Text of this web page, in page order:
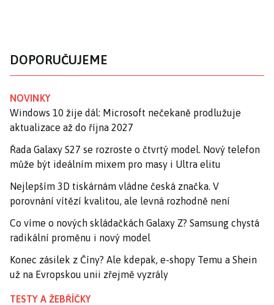
DOPORUČUJEME
NOVINKY
Windows 10 žije dál: Microsoft nečekaně prodlužuje
aktualizace až do října 2027
Řada Galaxy S27 se rozroste o čtvrtý model. Nový telefon
může být ideálním mixem pro masy i Ultra elitu
Nejlepším 3D tiskárnám vládne česká značka. V
porovnání vítězí kvalitou, ale levná rozhodně není
Co víme o nových skládačkách Galaxy Z? Samsung chystá
radikální proměnu i nový model
Konec zásilek z Číny? Ale kdepak, e-shopy Temu a Shein
už na Evropskou unii zřejmě vyzrály
TESTY A ŽEBŘÍČKY